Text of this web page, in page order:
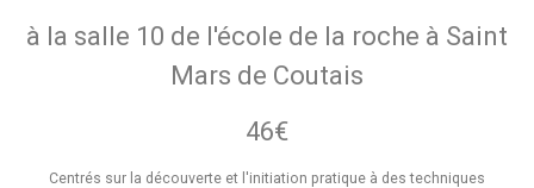
à la salle 10 de l'école de la roche à Saint
Mars de Coutais
46€
Centrés sur la découverte et l'initiation pratique à des techniques